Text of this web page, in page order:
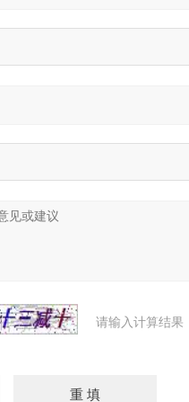
请输入计算结果